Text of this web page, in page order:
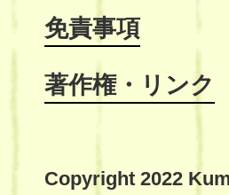
免責事項
著作権・リンク
Copyright 2022